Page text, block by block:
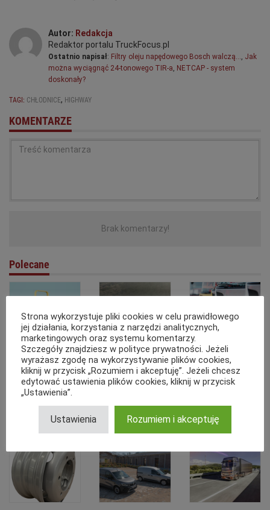
Autor: Redakcja
Redaktor portalu TruckFocus.pl
Ostatnio napisał: Filtry oleju napędowego Bosch walczą…, Jak
można wyciągnąć 24-tonowego TIR-a, NETCAP - system
doskonały?
TAGI: CHŁODNICE, HIGHWAY
KOMENTARZE
obowiązującymi przepisami prawa, będąc świadomym odpowiedzialności
Brak komentarzy!
Polecane
Polska platforma
transportowa
uzyskała wysokie
finansowanie.
Celem jest
zdobycie rynków
europejskich.
Polscy
przewoźnicy
międzynarodowi
zamykają firmy, a
samochodów
cieżarowych
Telematyka a
ubezpieczenia
floty – jak styl
jazdy kierowcy
negocjować
stawki AC i OCP
Strona wykorzystuje pliki cookies w celu prawidłowego
jej działania, korzystania z narzędzi analitycznych,
marketingowych oraz systemu komentarzy.
Szczegóły znajdziesz w polityce prywatności. Jeżeli
wyrażasz zgodę na wykorzystywanie plików cookies,
kliknij w przycisk „Rozumiem i akceptuję”. Jeżeli chcesz
edytować ustawienia plików cookies, kliknij w przycisk
„Ustawienia”.
Ustawienia Rozumiem i akceptuję